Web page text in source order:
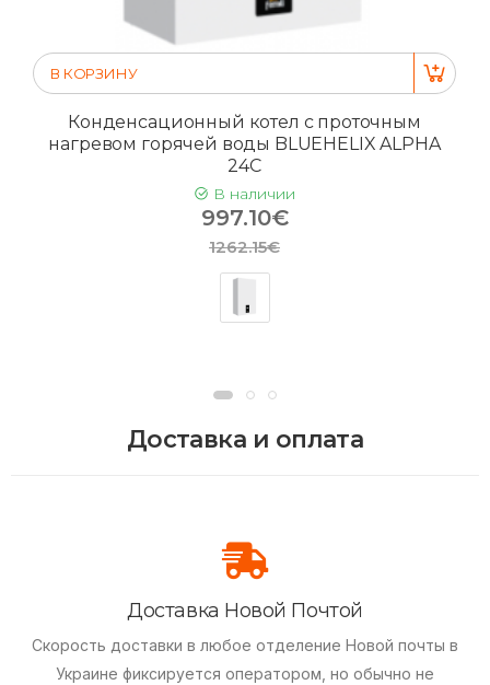
В КОРЗИНУ
Конденсационный котел с проточным
нагревом горячей воды BLUEHELIX ALPHA
24C
В наличии
997.10€
1262.15€
Доставка и оплата
Доставка Новой Почтой
Скорость доставки в любое отделение Новой почты в
Украине фиксируется оператором, но обычно не